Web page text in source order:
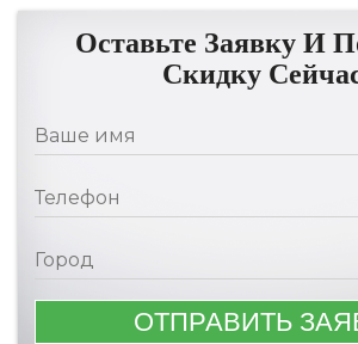
Оставьте Заявку И
Скидку